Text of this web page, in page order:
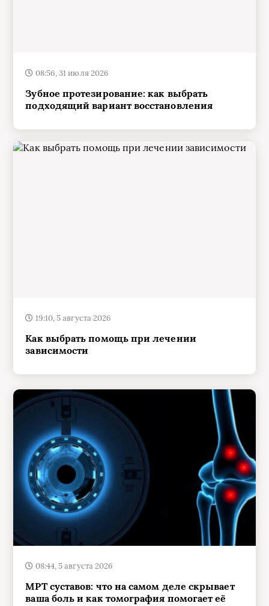
Зубное протезирование: как выбрать
подходящий вариант восстановления
Как выбрать помощь при лечении
зависимости
08:44, 5 августа 2026
МРТ суставов: что на самом деле скрывает
ваша боль и как томография помогает её
разгадать